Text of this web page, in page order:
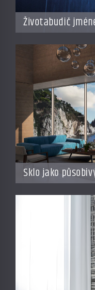
Životabudič
Sklo jako
materiál